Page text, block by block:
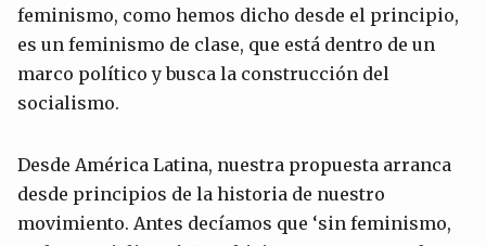
feminismo, como hemos dicho desde el principio,
es un feminismo de clase, que está dentro de un
marco político y busca la construcción del
socialismo.
Desde América Latina, nuestra propuesta arranca
desde principios de la historia de nuestro
movimiento. Antes decíamos que ‘sin feminismo,